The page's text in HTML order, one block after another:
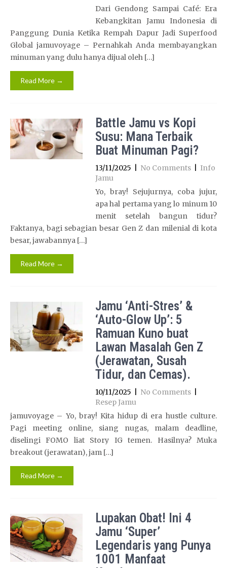
Dari Gendong Sampai Café: Era
Kebangkitan Jamu Indonesia di
Panggung Dunia Ketika Rempah Dapur Jadi Superfood
Global jamuvoyage – Pernahkah Anda membayangkan
minuman yang dulu hanya dijual oleh […]
Read More →
Battle Jamu vs Kopi
Susu: Mana Terbaik
Buat Minuman Pagi?
13/11/2025 No Comments
Info
Jamu
Yo, bray! Sejujurnya, coba jujur,
apa hal pertama yang lo minum 10
menit setelah bangun tidur?
Faktanya, bagi sebagian besar Gen Z dan milenial di kota
besar, jawabannya […]
Read More →
Jamu ‘Anti-Stres’ &
‘Auto-Glow Up’: 5
Ramuan Kuno buat
Lawan Masalah Gen Z
(Jerawatan, Susah
Tidur, dan Cemas).
10/11/2025 No Comments
Resep Jamu
jamuvoyage – Yo, bray! Kita hidup di era hustle culture.
Pagi meeting online, siang nugas, malam deadline,
diselingi FOMO liat Story IG temen. Hasilnya? Muka
breakout (jerawatan), jam […]
Read More →
Lupakan Obat! Ini 4
Jamu ‘Super’
Legendaris yang Punya
1001 Manfaat